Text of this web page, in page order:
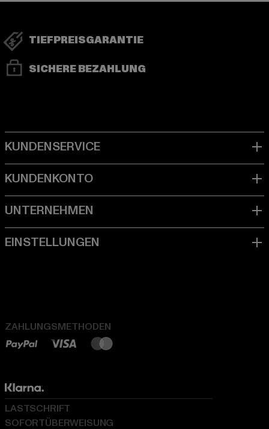
TIEFPREISGARANTIE
SICHERE BEZAHLUNG
ZAHLUNGSMETHODEN
LASTSCHRIFT
SOFORTÜBERWEISUNG